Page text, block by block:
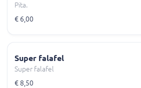
Pita.
€ 6,00
Super falafel
Super falafel
€ 8,50